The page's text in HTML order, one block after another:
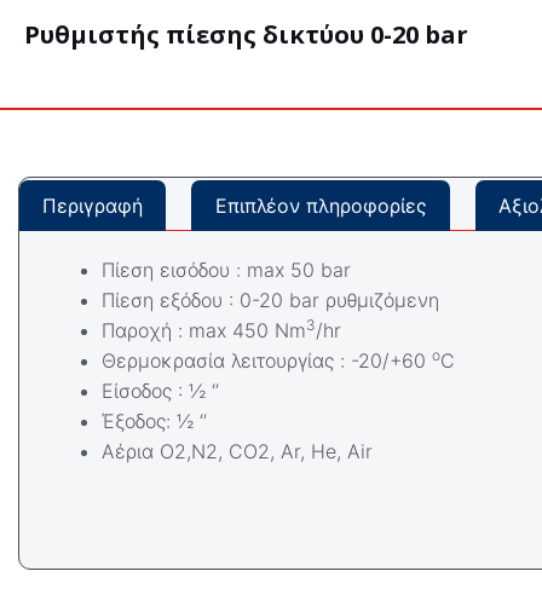
Ρυθμιστής πίεσης δικτύου 0-20 bar
Περιγραφή Επιπλέον πληροφορίες
Πίεση εισόδου : max 50 bar
Πίεση εξόδου : 0-20 bar ρυθμιζόμενη
Παροχή : max 450 Nm3/hr
Θερμοκρασία λειτουργίας : -20/+60 οC
Είσοδος : ½ ‘’
Έξοδος: ½ ‘’
Αέρια Ο2,N2, CO2, Ar, He, Air